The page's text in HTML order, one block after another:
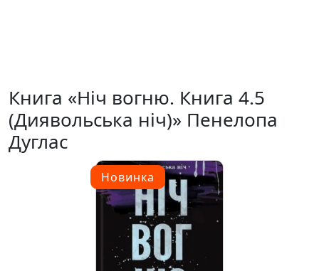
Книга «Ніч вогню. Книга 4.5
(Диявольська ніч)» Пенелопа
Дуглас
Новинка